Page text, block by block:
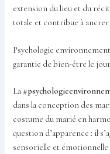
extension du lieu et du
totale et contribue à ancrer
Psychologie
garantie de bien-être le
La
dans la conception des
costume du marié en
question d’apparence : il
sensorielle et émotionnelle